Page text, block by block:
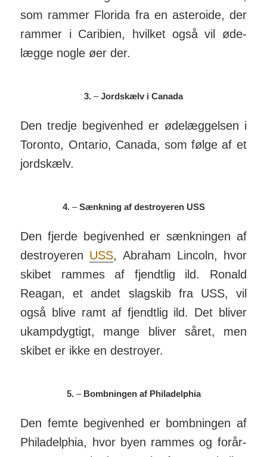
som rammer Florida fra en aste­roide, der
rammer i Cari­bien, hvilket også vil øde­
lægge nogle øer der.
3. –Jordskælv i Canada
Den tredje begivenhed er øde­læg­gelsen i
Toronto, Ontario, Canada, som følge af et
jord­skælv.
4. –Sænkning af destroyeren USS
Den fjerde begiv­enhed er sænk­ningen af
des­troyeren USS, Abraham Lincoln, hvor
skibet rammes af fjendtlig ild. Ronald
Reagan, et andet slagskib fra USS, vil
også blive ramt af fjendtlig ild. Det bliver
ukamp­dygtigt, mange bliver såret, men
skibet er ikke en des­troyer.
5. –Bombningen af Philadelphia
Den femte begiv­enhed er bomb­ningen af
Phila­delphia, hvor byen rammes og for­år­